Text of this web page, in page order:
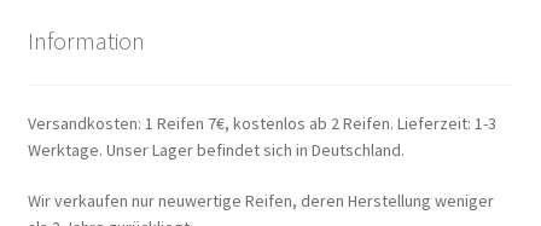
Information
Versandkosten: 1 Reifen 7€, kostenlos ab 2 Reifen. Lieferzeit: 1-3
Werktage. Unser Lager befindet sich in Deutschland.
Wir verkaufen nur neuwertige Reifen, deren Herstellung weniger